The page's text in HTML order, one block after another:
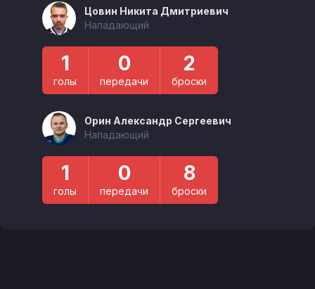
Цовин Никита Дмитриевич
Нападающий
1
голы
0
передачи
2
броски
Орин Александр Сергеевич
Нападающий
1
голы
0
передачи
8
броски